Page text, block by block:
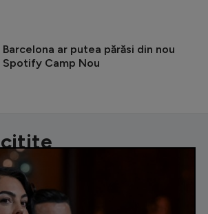
Barcelona ar putea părăsi din nou
Spotify Camp Nou
citite